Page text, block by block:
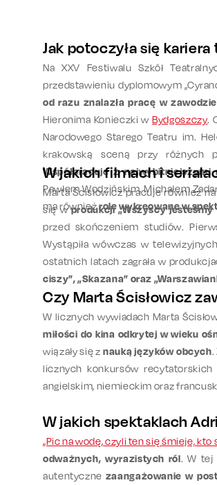
Jak potoczyła się
Na XXV Festiwalu Szkół
przedstawieniu dyplomowym
od razu znalazła pracę w zawodzie
Hieronima Konieczki wBydgoszczy.
Narodowego Starego Teatru im.
krakowską sceną przy różnych
Współpracuje z
Pawłem Wodzińskim, Michałem
ma równieżrole wykreowane w
W jakich filmach i
Marta Ścisłowicz pracuje również
się wprodukcji „Wszyscy jesteśmy
przed skończeniem studiów.
Wystąpiła wówczas w
ostatnich latach zagrała w
ciszy”, „Skazana” oraz
Czy Marta Ścisłowicz
W licznych wywiadach Marta
miłości do kina odkrytej w wieku
wiązały się z nauką języków obcych.
licznych konkursów
angielskim, niemieckim oraz
W jakich spektaklach
„Pic na wodę, czyli ten się śmieje, kto
odważnych, wyrazistych ról. W tej
autentyczne zaangażowanie w